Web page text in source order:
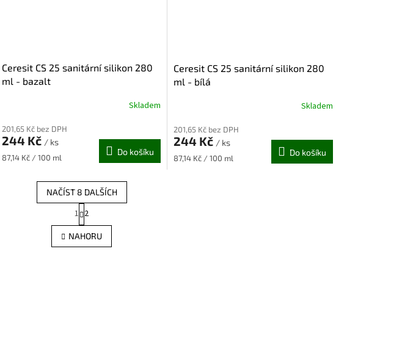
Ceresit CS 25 sanitární silikon 280
ml - bazalt
Skladem
201,65 Kč bez DPH
244 Kč / ks
Měrná
87,14 Kč / 100 ml
Do košíku
Ceresit CS 25 sanitární silikon 280
ml - bílá
Skladem
201,65 Kč bez DPH
244 Kč / ks
Měrná
87,14 Kč / 100 ml
Do košíku
O
v
l
NAČÍST 8 DALŠÍCH
S
t
r
á
n
1 2
NAHORU